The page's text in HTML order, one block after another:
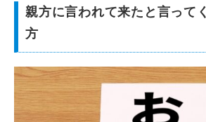
親方に言われて来たと言って
方